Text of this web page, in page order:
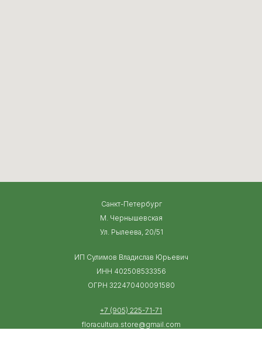
ИП Сулимов Владислав Юрьевич
ИНН 402508533356
ОГРН 322470400091580
+7 (905) 225-71-71
floracultura.store@gmail.com
Санкт-Петербург
М. Чернышевская
Ул. Рылеева, 20/51